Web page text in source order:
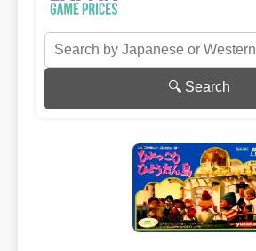
🔍 Search